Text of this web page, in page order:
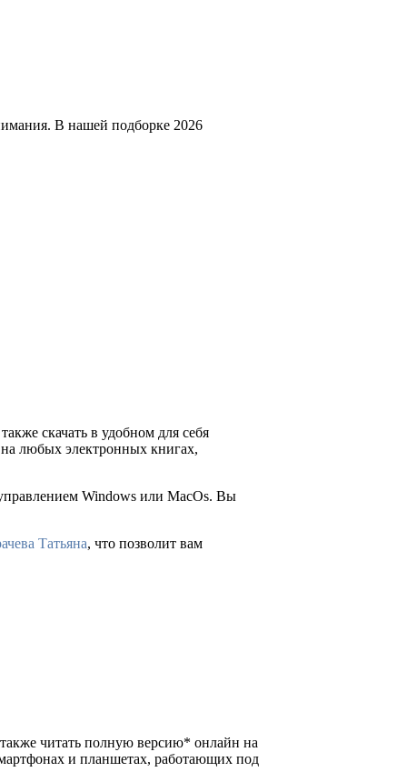
В нашей подборке 2026
скачать в удобном для себя
любых электронных книгах,
Windows или MacOs. Вы
Татьяна, что позволит вам
читать полную версию* онлайн на
и планшетах, работающих под